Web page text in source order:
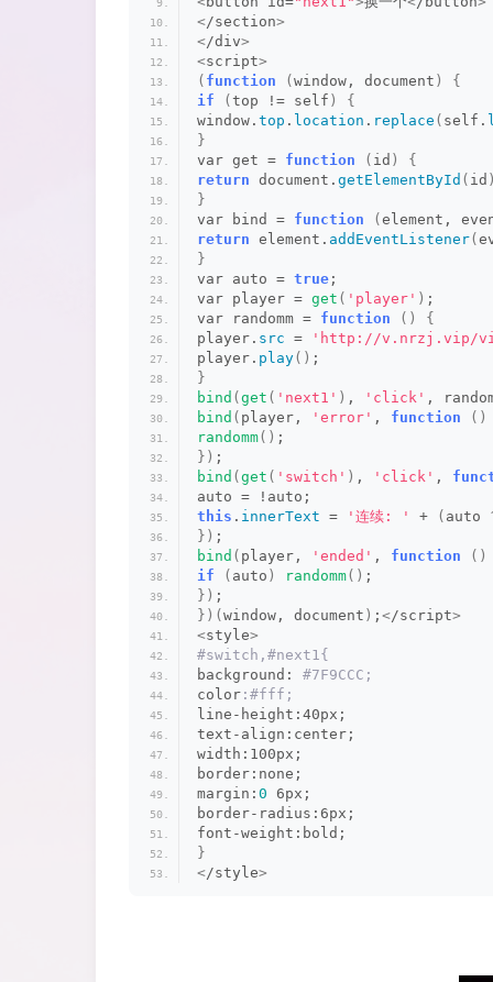
</section>
</div>
<script>
( function ( window, document )
{
if
( top != self )
{
window. top . location . replace ( self.
}
var get = function ( id )
{
return document. getElementById ( id
}
var bind = function ( element,
return element. addEventListener(
}
var auto = true ;
var player = get ( 'player' ) ;
var randomm = function ()
{
player. src =
'http://v.nrzj.vip/
player. play() ;
}
bind ( get ( 'next1' ) , 'click' ,
bind ( player, 'error' , function
()
randomm() ;
}) ;
bind ( get ( 'switch' ) , 'click' ,
auto = !auto;
this . innerText = '连续: ' + ( auto
}) ;
bind ( player, 'ended' , function
()
if
( auto ) randomm() ;
}) ;
})( window, document ) ; </script>
<style>
#switch,#next1{
background:
#7F9CCC;
color :#fff;
line-height:40px;
text-align:center;
width:100px;
border:none;
margin: 0 6px;
border-radius:6px;
font-weight:bold;
}
</style>